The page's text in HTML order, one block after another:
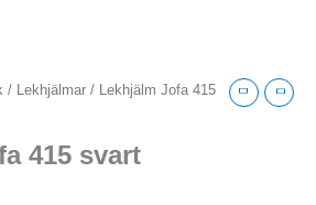
/ Lekhjälmar / Lekhjälm Jofa 415
415 svart